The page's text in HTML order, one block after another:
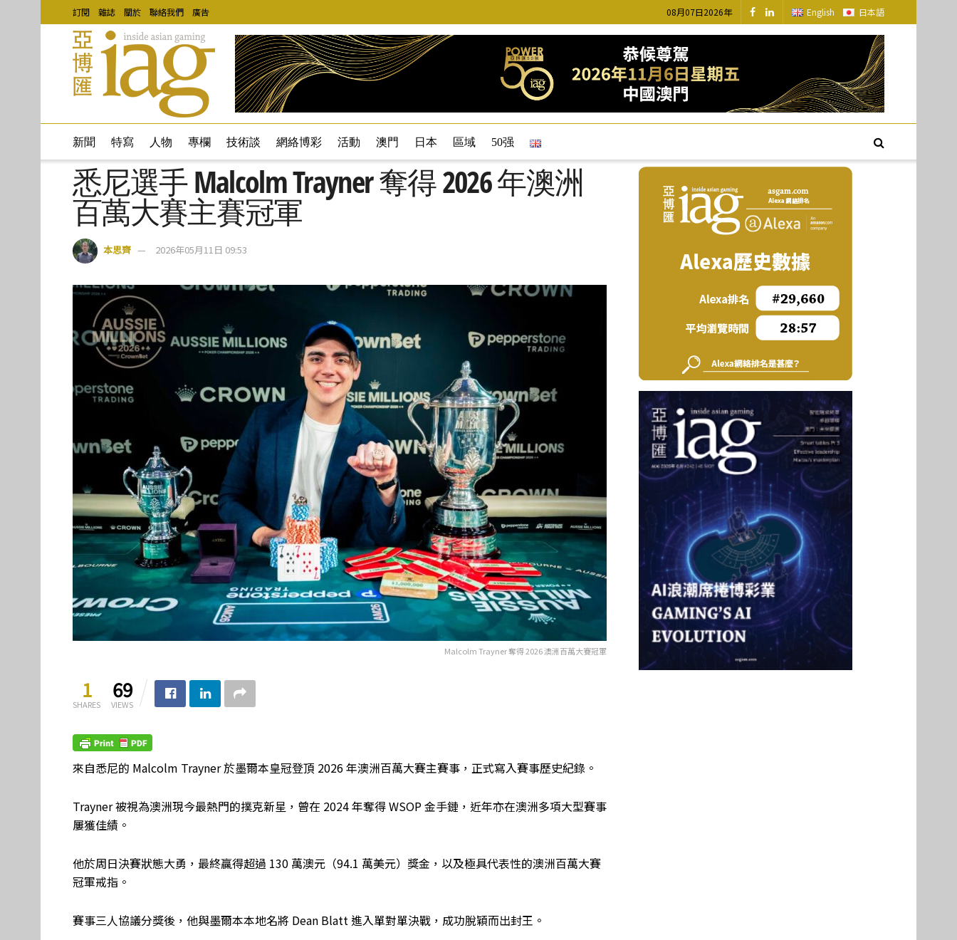
訂閱 雜誌 關於 聯絡我們 廣告 08月07日2026年 English 日本語
新聞 特寫 人物 專欄 技術談 網絡博彩 活動 澳門 日本 區域 50强
悉尼選手 Malcolm Trayner 奪得 2026 年澳洲
百萬大賽主賽冠軍
本思齊 2026年05月11日 09:53
Malcolm Trayner 奪得 2026 澳洲百萬大賽冠軍
1
SHARES
69
VIEWS
來自悉尼的 Malcolm Trayner 於墨爾本皇冠登頂 2026 年澳洲百萬大賽主賽事，正式寫入賽事歷史紀錄。
Trayner 被視為澳洲現今最熱門的撲克新星，曾在 2024 年奪得 WSOP 金手鏈，近年亦在澳洲多項大型賽事
屢獲佳績。
他於周日決賽狀態大勇，最終贏得超過 130 萬澳元（94.1 萬美元）獎金，以及極具代表性的澳洲百萬大賽
冠軍戒指。
賽事三人協議分獎後，他與墨爾本本地名將 Dean Blatt 進入單對單決戰，成功脫穎而出封王。